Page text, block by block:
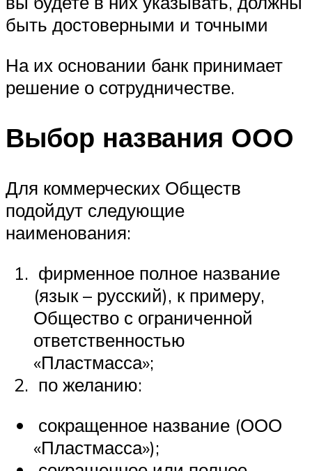
быть достоверными и точными
На их основании банк принимает
решение о сотрудничестве.
Выбор названия ООО
Для коммерческих Обществ
подойдут следующие
наименования:
фирменное полное название
(язык – русский), к примеру,
Общество с ограниченной
ответственностью
«Пластмасса»;
по желанию:
сокращенное название (ООО
«Пластмасса»);